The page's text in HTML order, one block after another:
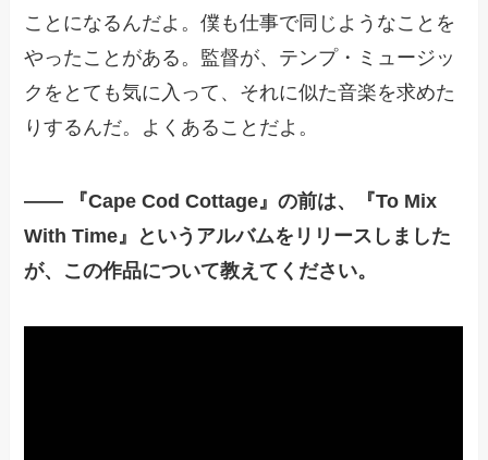
ことになるんだよ。僕も仕事で同じようなことを
やったことがある。監督が、テンプ・ミュージッ
クをとても気に入って、それに似た音楽を求めた
りするんだ。よくあることだよ。
—— 『Cape Cod Cottage』の前は、『To Mix
With Time』というアルバムをリリースしました
が、この作品について教えてください。